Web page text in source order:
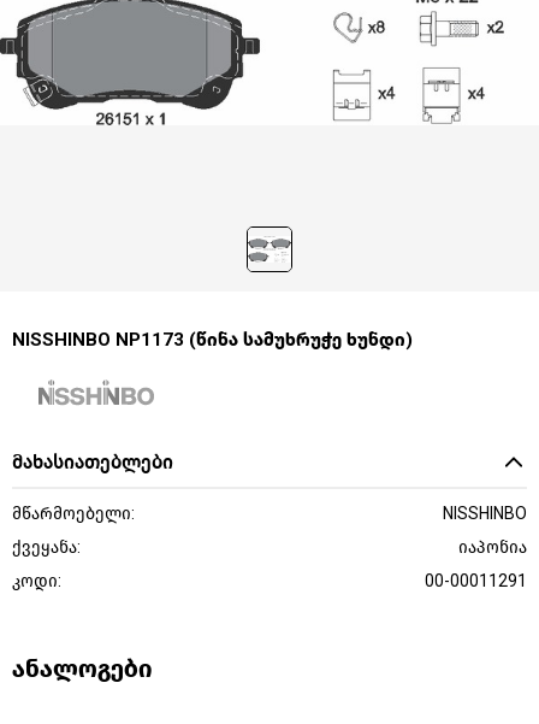
NISSHINBO NP1173 (წინა სამუხრუჭე ხუნდი)
მახასიათებლები
მწარმოებელი:
NISSHINBO
ქვეყანა:
იაპონია
კოდი:
00-00011291
ანალოგები